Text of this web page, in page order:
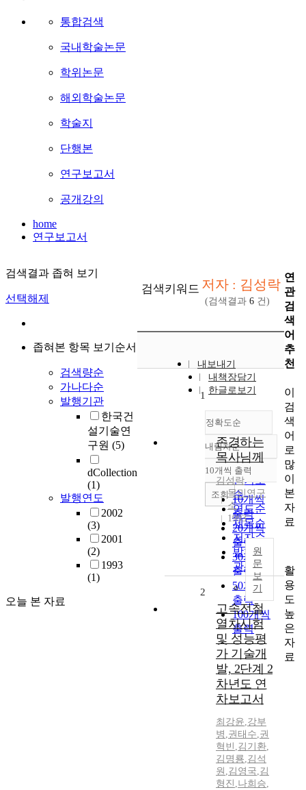
통합검색
국내학술논문
학위논문
해외학술논문
학술지
단행본
연구보고서
공개강의
home
연구보고서
검색결과 좁혀 보기
선택해제
좁혀본 항목 보기순서
검색량순
가나다순
발행기관
한국건
설기술연
구원 (5)
dCollection
(1)
발행연도
2002
(3)
2001
(2)
1993
(1)
오늘 본 자료
검색키워드 저자 : 김성락
(검색결과 6 건)
내보내기
내책장담기
한글로보기
정확도순
정확도
순
인기도
순
연도순
제목순
저자순
발행기
관순
내림차순
내림차순
10개씩 출력
10개씩
출력
20개씩
출력
30개씩
출력
50개씩
출력
100개씩
출력
조회
1
존경하는
목사님께
김성락
목민연구
소
1993
원
문
보
기
2
고속전철
열차시험
및 성능평
가 기술개
발, 2단계 2
차년도 연
차보고서
최강윤,강부
병 ,권태수,권
혁빈 ,김기환,
김명룡,김석
원 ,김영국,김
형진 ,나희승,
연
관
검
색
어
추
천
이
검
색
어
로
많
이
본
자
료
활
용
도
높
은
자
료